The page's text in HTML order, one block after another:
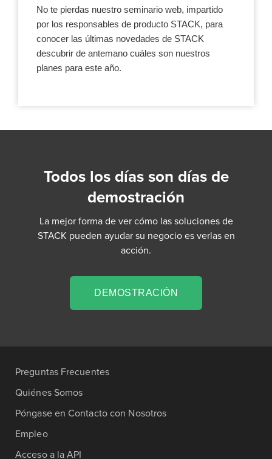
No te pierdas nuestro seminario web, impartido
por los responsables de producto STACK, para
conocer las últimas novedades de STACK
descubrir de antemano cuáles son nuestros
planes para este año.
Todos los días son días de
demostración
La mejor forma de ver cómo las soluciones de
STACK pueden ayudar su negocio es verlas en
acción.
DEMOSTRACIÓN
Preguntas Frecuentes
Quiénes Somos
Póngase en Contacto con Nosotros
Empleo
Acceso a la API